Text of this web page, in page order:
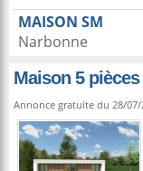
MAISON SM
Narbonne
Maison 5 pièces
Annonce gratuite du 28/07/